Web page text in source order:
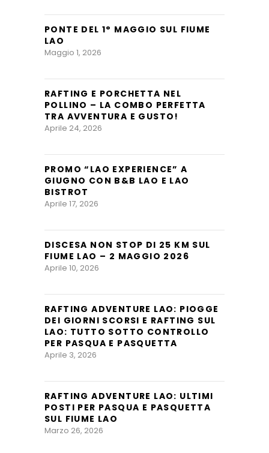
PONTE DEL 1° MAGGIO SUL FIUME
LAO
Maggio 1, 2026
RAFTING E PORCHETTA NEL
POLLINO – LA COMBO PERFETTA
TRA AVVENTURA E GUSTO!
Aprile 24, 2026
PROMO “LAO EXPERIENCE” A
GIUGNO CON B&B LAO E LAO
BISTROT
Aprile 17, 2026
DISCESA NON STOP DI 25 KM SUL
FIUME LAO – 2 MAGGIO 2026
Aprile 10, 2026
RAFTING ADVENTURE LAO: PIOGGE
DEI GIORNI SCORSI E RAFTING SUL
LAO: TUTTO SOTTO CONTROLLO
PER PASQUA E PASQUETTA
Aprile 3, 2026
RAFTING ADVENTURE LAO: ULTIMI
POSTI PER PASQUA E PASQUETTA
SUL FIUME LAO
Marzo 26, 2026